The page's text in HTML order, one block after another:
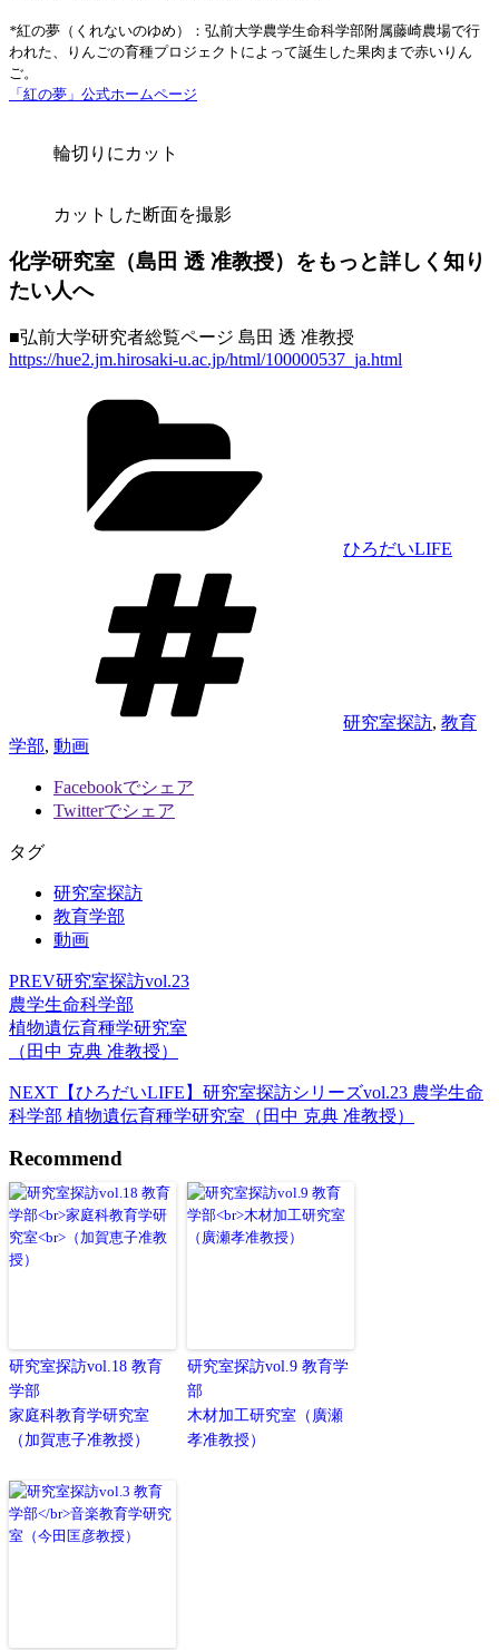
*紅の夢（くれないのゆめ）：弘前大学農学生命科学部附属藤崎農場で行
われた、りんごの育種プロジェクトによって誕生した果肉まで赤いりん
ご。
「紅の夢」公式ホームページ
輪切りにカット
カットした断面を撮影
化学研究室（島田 透 准教授）をもっと詳しく知り
たい人へ
■弘前大学研究者総覧ページ 島田 透 准教授
https://hue2.jm.hirosaki-u.ac.jp/html/100000537_ja.html
ひろだいLIFE
研究室探訪, 教育
学部, 動画
Facebookでシェア
Twitterでシェア
タグ
研究室探訪
教育学部
動画
PREV研究室探訪vol.23
農学生命科学部
植物遺伝育種学研究室
（田中 克典 准教授）
NEXT 【ひろだいLIFE】研究室探訪シリーズvol.23 農学生命
科学部 植物遺伝育種学研究室（田中 克典 准教授）
Recommend
研究室探訪vol.18 教育
学部
家庭科教育学研究室
（加賀恵子准教授）
研究室探訪vol.9 教育学
部
木材加工研究室（廣瀬
孝准教授）